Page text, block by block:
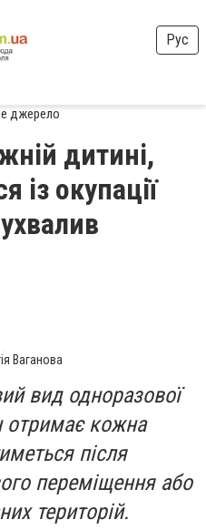
Рус
джерело
дитині,
із окупації
Ваганова
вид одноразової
отримає кожна
після
переміщення або
територій.